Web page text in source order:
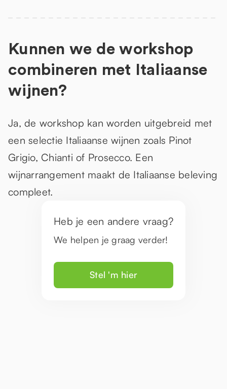
Kunnen we de workshop
combineren met Italiaanse
wijnen?
Ja, de workshop kan worden uitgebreid met
een selectie Italiaanse wijnen zoals Pinot
Grigio, Chianti of Prosecco. Een
wijnarrangement maakt de Italiaanse beleving
compleet.
Heb je een andere vraag?
We helpen je graag verder!
Stel 'm hier